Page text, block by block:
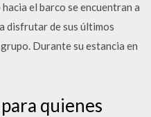
el barco se encuentran a
disfrutar de sus últimos
Durante su estancia en
quienes